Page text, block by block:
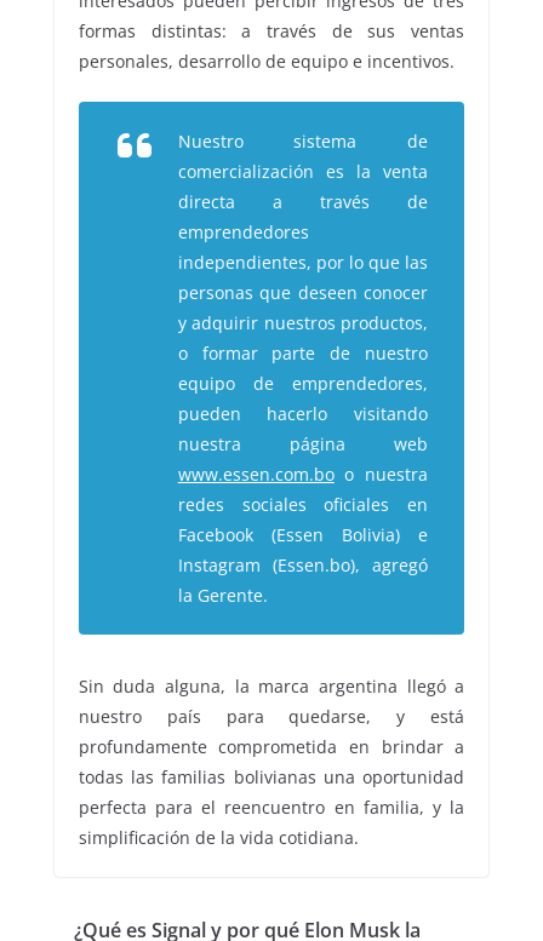
formas distintas: a través de sus ventas
personales, desarrollo de equipo e incentivos.
Nuestro sistema de
comercialización es la venta
directa a través de
emprendedores
independientes, por lo que las
personas que deseen conocer
y adquirir nuestros productos,
o formar parte de nuestro
equipo de emprendedores,
pueden hacerlo visitando
nuestra página web
www.essen.com.boo nuestra
redes sociales oficiales en
Facebook (Essen Bolivia) e
Instagram (Essen.bo), agregó
la Gerente.
Sin duda alguna, la marca argentina llegó a
nuestro país para quedarse, y está
profundamente comprometida en brindar a
todas las familias bolivianas una oportunidad
perfecta para el reencuentro en familia, y la
simplificación de la vida cotidiana.
¿Qué es Signal y por qué Elon Musk la